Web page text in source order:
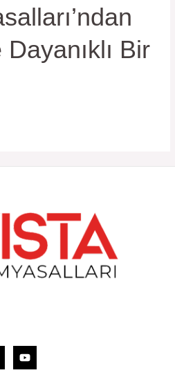
Bir